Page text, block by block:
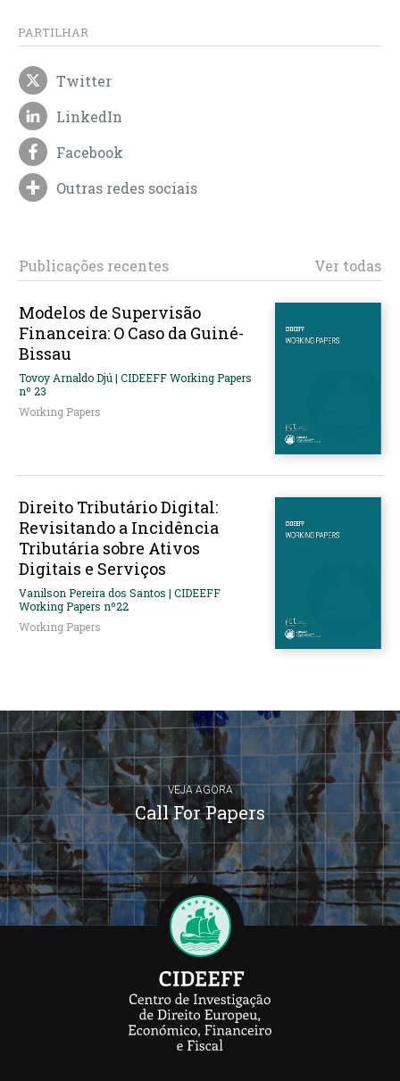
PARTILHAR
Twitter
LinkedIn
Facebook
Outras redes sociais
Publicações recentes Ver todas
Modelos de Supervisão
Financeira: O Caso da Guiné-
Bissau
Tovoy Arnaldo Djú | CIDEEFF Working Papers
nº 23
Working Papers
Direito Tributário Digital:
Revisitando a Incidência
Tributária sobre Ativos
Digitais e Serviços
Vanilson Pereira dos Santos | CIDEEFF
Working Papers nº22
Working Papers
VEJA AGORA
Call For Papers